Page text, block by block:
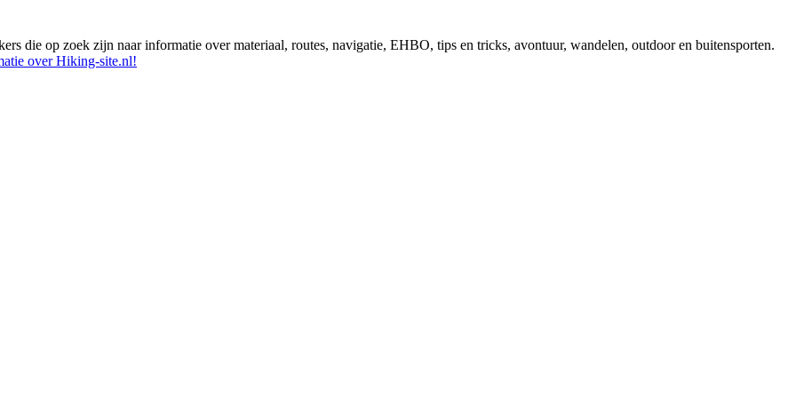
die op zoek zijn naar informatie over materiaal, routes, navigatie, EHBO, tips en tricks, avontuur, wandelen, outdoor en buitensporten.
over Hiking-site.nl!